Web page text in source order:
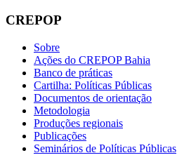
CREPOP
Sobre
Ações do CREPOP Bahia
Banco de práticas
Cartilha: Políticas Públicas
Documentos de orientação
Metodologia
Produções regionais
Publicações
Seminários de Políticas Públicas